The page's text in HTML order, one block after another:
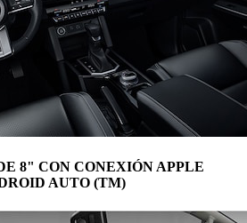
8" CON CONEXIÓN APPLE
AUTO (TM)